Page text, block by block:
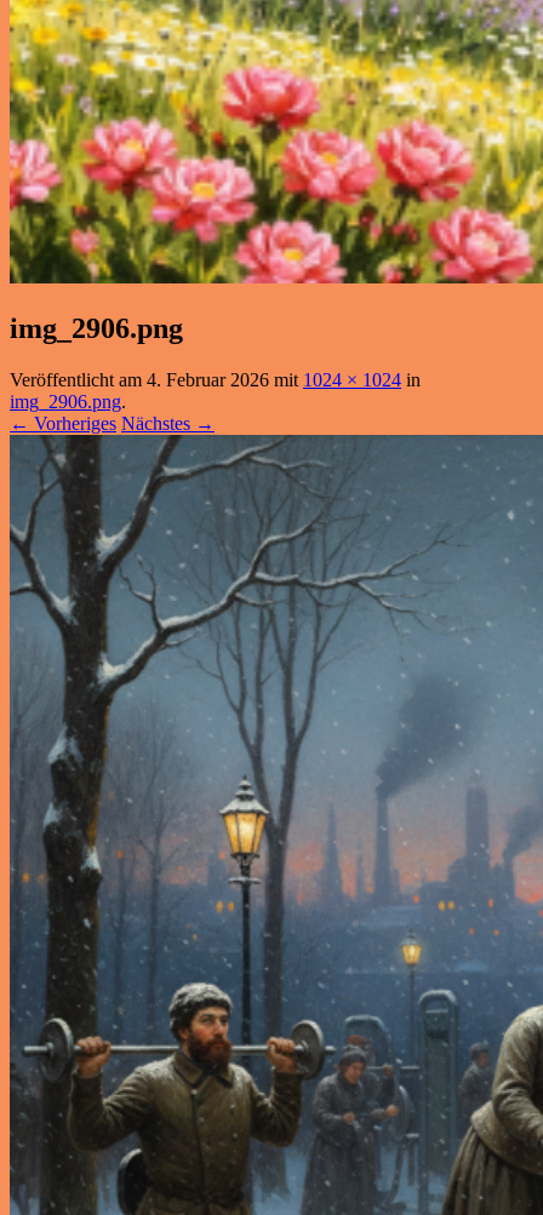
img_2906.png
Veröffentlicht am 4. Februar 2026 mit 1024 × 1024 in
img_2906.png.
← Vorheriges Nächstes →